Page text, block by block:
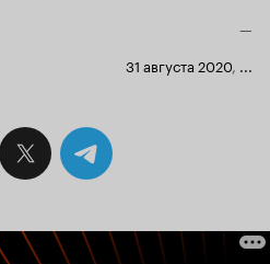
—
31 августа 2020,